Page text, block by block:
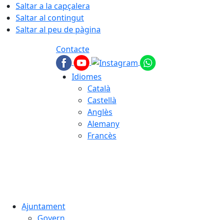
Saltar a la capçalera
Saltar al contingut
Saltar al peu de pàgina
Contacte
Idiomes
Català
Castellà
Anglès
Alemany
Francès
Ajuntament